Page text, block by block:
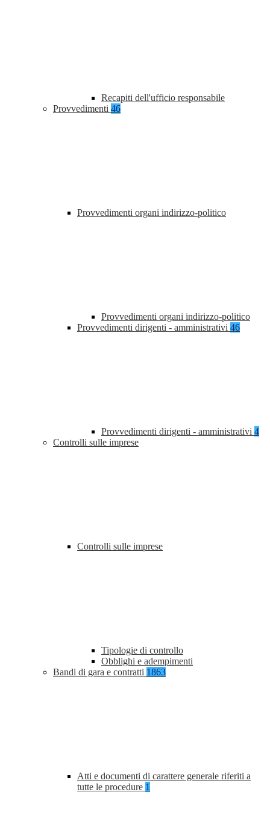
Recapiti dell'ufficio responsabile
Provvedimenti 46
Provvedimenti organi indirizzo-politico
Provvedimenti organi indirizzo-politico
Provvedimenti dirigenti - amministrativi 46
Provvedimenti dirigenti - amministrativi 4
Controlli sulle imprese
Controlli sulle imprese
Tipologie di controllo
Obblighi e adempimenti
Bandi di gara e contratti 1863
Atti e documenti di carattere generale riferiti a
tutte le procedure 1